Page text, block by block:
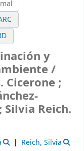
y
/
Cicerone ;
Silvia Reich.
Reich, Silvia